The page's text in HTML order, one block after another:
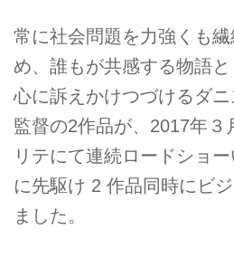
常に社会問題を力強くも
め、誰もが共感する物語
心に訴えかけつづけるダ
監督の2作品が、2017年３
リテにて連続ロードショ
に先駆け 2 作品同時にビ
ました。